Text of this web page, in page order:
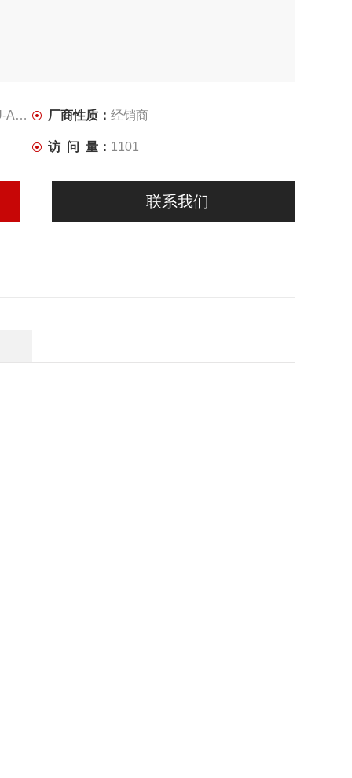
厂商性质： 经销商
访 问 量： 1101
联系我们